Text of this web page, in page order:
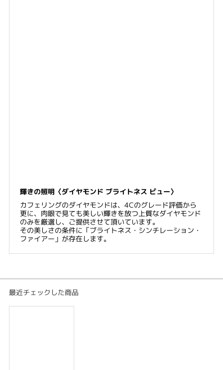
輝きの照明〈ダイヤモンド ブライトネス ビュー〉
カフェリングのダイヤモンドは、4Cのグレード評価から
更に、肉眼で見ても美しい輝きを放つ上質なダイヤモンド
のみを厳選し、ご提供させて頂いています。
その美しさの条件に「ブライトネス・シンチレーション・
ファイアー」が存在します。
最近チェックした商品